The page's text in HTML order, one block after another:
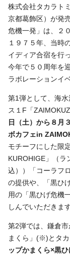
株式会社タカラト
京都葛飾区）が発
危機一発」は、２
１９７５年、当時
イディア合宿を行
今年で５０周年を
ラボレーションイ
第1弾として、海
ス１ F 「
日（土）から８月
ボカフェin
モチーフにした限
KUROHIGE 」（ラ
込））「コーラフ
の提供や、「黒ひ
用の「黒ひげ危機
しんでいただきます
第2弾では、鎌倉
まくら」(※)とタカ
ップかまくら×黒